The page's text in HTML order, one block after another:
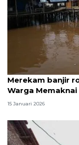
Merekam banjir
Warga
15 Januari 2026